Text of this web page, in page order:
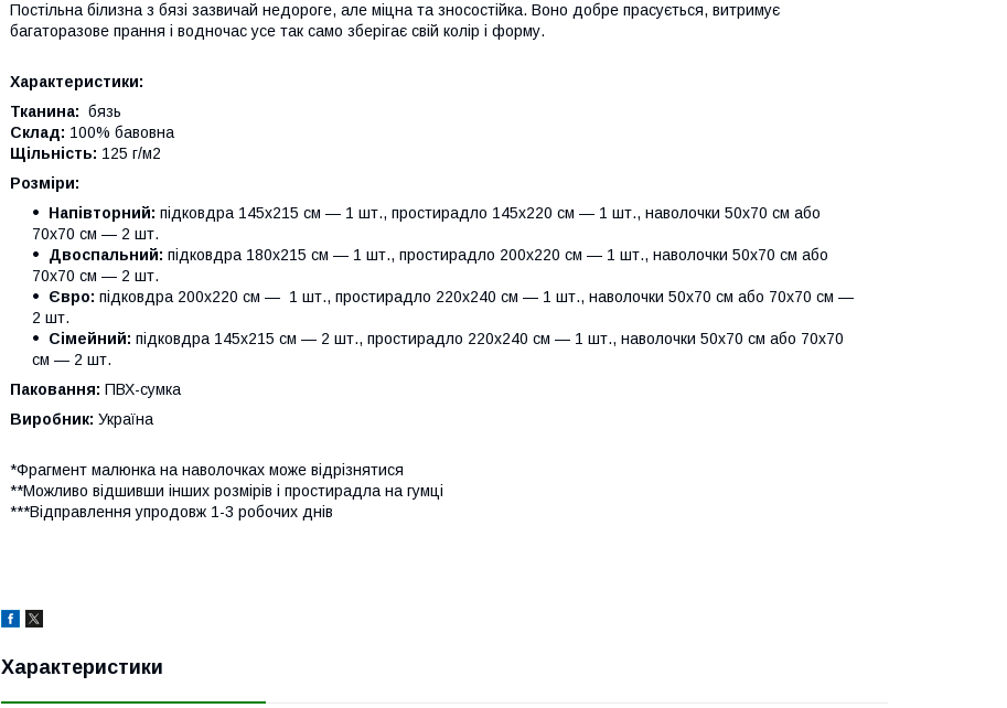
Постільна білизна з бязі зазвичай недороге, але міцна та зносостійка. Воно добре прасується, витримує
багаторазове прання і водночас усе так само зберігає свій колір і форму.
Характеристики:
Тканина: бязь
Склад: 100% бавовна
Щільність: 125 г/м2
Розміри:
Напівторний: підковдра 145х215 см — 1 шт., простирадло 145х220 см — 1 шт., наволочки 50х70 см або
70х70 см — 2 шт.
Двоспальний: підковдра 180х215 см — 1 шт., простирадло 200х220 см — 1 шт., наволочки 50х70 см або
70х70 см — 2 шт.
Євро: підковдра 200х220 см — 1 шт., простирадло 220х240 см — 1 шт., наволочки 50х70 см або 70х70 см —
2 шт.
Сімейний: підковдра 145х215 см — 2 шт., простирадло 220х240 см — 1 шт., наволочки 50х70 см або 70х70
см — 2 шт.
Паковання: ПВХ-сумка
Виробник: Україна
*Фрагмент малюнка на наволочках може відрізнятися
**Можливо відшивши інших розмірів і простирадла на гумці
***Відправлення упродовж 1-3 робочих днів
Характеристики